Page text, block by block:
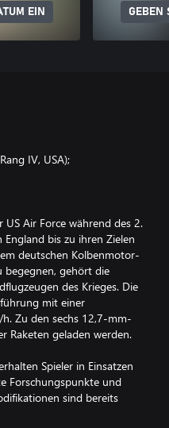
EIN GEBEN
IV, USA);
Air Force während des 2.
bis zu ihren Zielen
deutschen Kolbenmotor-
begegnen, gehört die
des Krieges. Die
mit einer
Zu den sechs 12,7-mm-
Raketen geladen werden.
Spieler in Einsatzen
Forschungspunkte und
sind bereits